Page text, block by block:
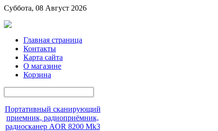
Суббота, 08 Август 2026
Главная страница
Контакты
Карта сайта
О магазине
Корзина
Портативный сканирующий
приемник, радиоприёмник,
радиосканер AOR 8200 Mk3